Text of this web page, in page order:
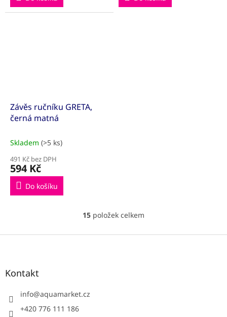
Závěs ručníku GRETA,
černá matná
Skladem (>5 ks)
491 Kč bez DPH
594 Kč
Do košíku
O
l
15 položek celkem
Z
Kontakt
info@aquamarket.cz
+420 776 111 186